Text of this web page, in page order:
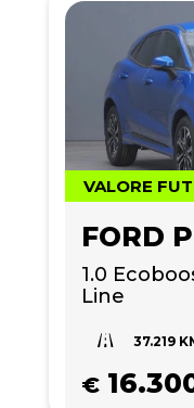
VALORE
FORD
1.0
Line
37.219
€